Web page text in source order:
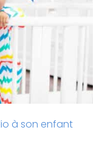
à son enfant